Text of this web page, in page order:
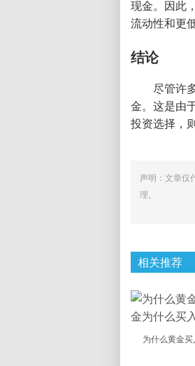
现金。因此
流动性和更
结论
尽管许
金。这是由
投资选择，
声明：文章仅
理。
相关推荐
为什么黄金